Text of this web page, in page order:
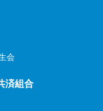
会
済組合